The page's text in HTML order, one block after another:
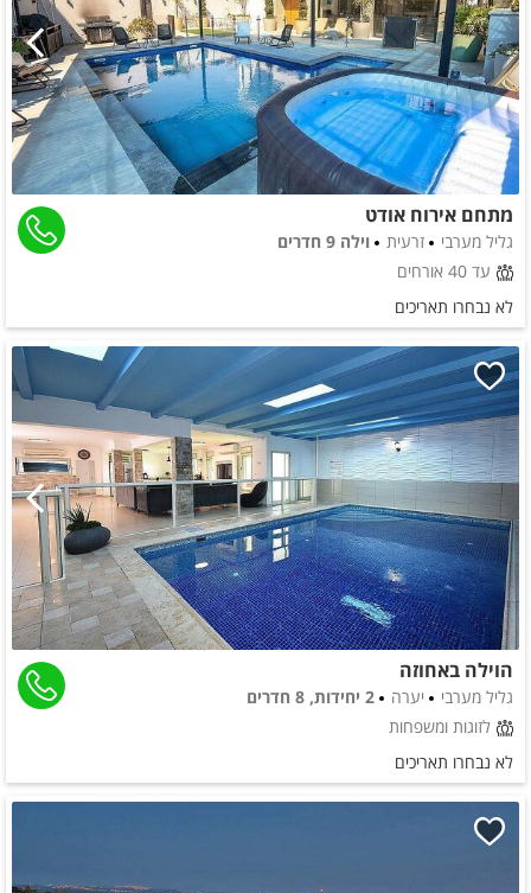
מתחם אירוח אודט
גליל מערבי זרעית
וילה 9 חדרים
עד 40 אורחים
לא נבחרו תאריכים
הוילה באחוזה
גליל מערבי יערה
2 יחידות, 8 חדרים
לזוגות ומשפחות
לא נבחרו תאריכים